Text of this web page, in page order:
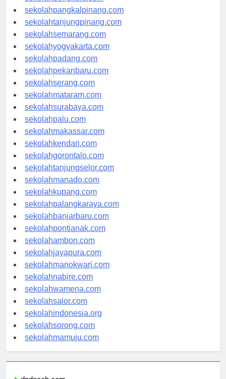
sekolahbengkulu.com
sekolahpangkalpinang.com
sekolahtanjungpinang.com
sekolahsemarang.com
sekolahyogyakarta.com
sekolahpadang.com
sekolahpekanbaru.com
sekolahserang.com
sekolahmataram.com
sekolahsurabaya.com
sekolahpalu.com
sekolahmakassar.com
sekolahkendari.com
sekolahgorontalo.com
sekolahtanjungselor.com
sekolahmanado.com
sekolahkupang.com
sekolahpalangkaraya.com
sekolahbanjarbaru.com
sekolahpontianak.com
sekolahambon.com
sekolahjayapura.com
sekolahmanokwari.com
sekolahnabire.com
sekolahwamena.com
sekolahsalor.com
sekolahindonesia.org
sekolahsorong.com